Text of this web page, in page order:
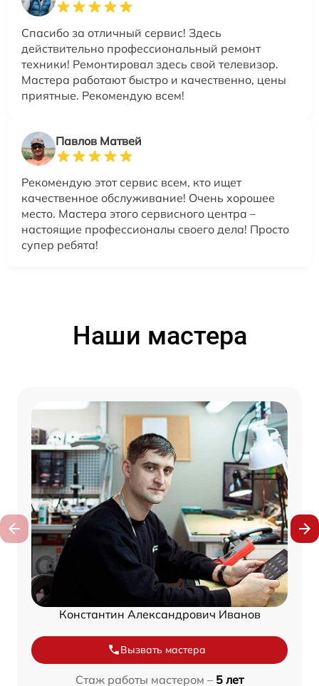
Спасибо за отличный сервис! Здесь
действительно профессиональный ремонт
техники! Ремонтировал здесь свой телевизор.
Мастера работают быстро и качественно, цены
приятные. Рекомендую всем!
Павлов Матвей
Рекомендую этот сервис всем, кто ищет
качественное обслуживание! Очень хорошее
место. Мастера этого сервисного центра –
настоящие профессионалы своего дела! Просто
супер ребята!
Наши мастера
Константин Александрович Иванов
Вызвать мастера
Стаж работы мастером – 5 лет